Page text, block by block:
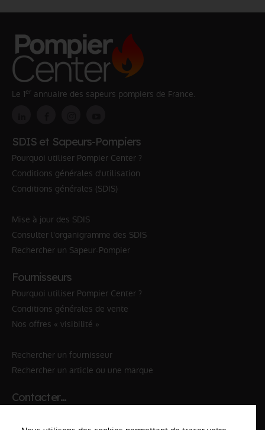
Le 1er annuaire des sapeurs pompiers de France.
SDIS et Sapeurs-Pompiers
Pourquoi utiliser Pompier Center ?
Conditions générales d'utilisation
Conditions générales (SDIS)
Mise à jour des SDIS
Consulter l'organigramme des SDIS
Rechercher un Sapeur-Pompier
Fournisseurs
Pourquoi utiliser Pompier Center ?
Conditions générales de vente
Nos offres « visibilité »
Rechercher un fournisseur
Rechercher un article ou une marque
Contacter…